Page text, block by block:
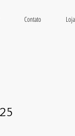
Contato Loja